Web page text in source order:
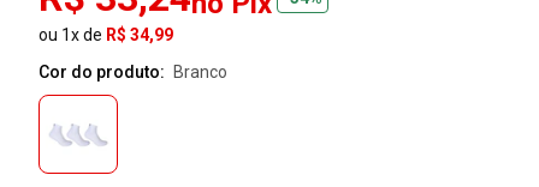
ou 1x de R$ 34,99
Cor do produto:
branco